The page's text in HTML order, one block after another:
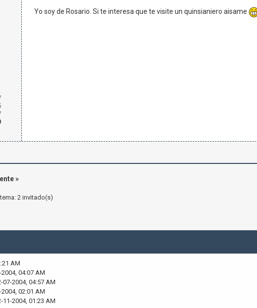
Yo soy de Rosario. Si te interesa que te visite un quinsianiero aisame
»
2 invitado(s)
AM
04:07 AM
07-2004, 04:57 AM
02:01 AM
11-2004, 01:23 AM